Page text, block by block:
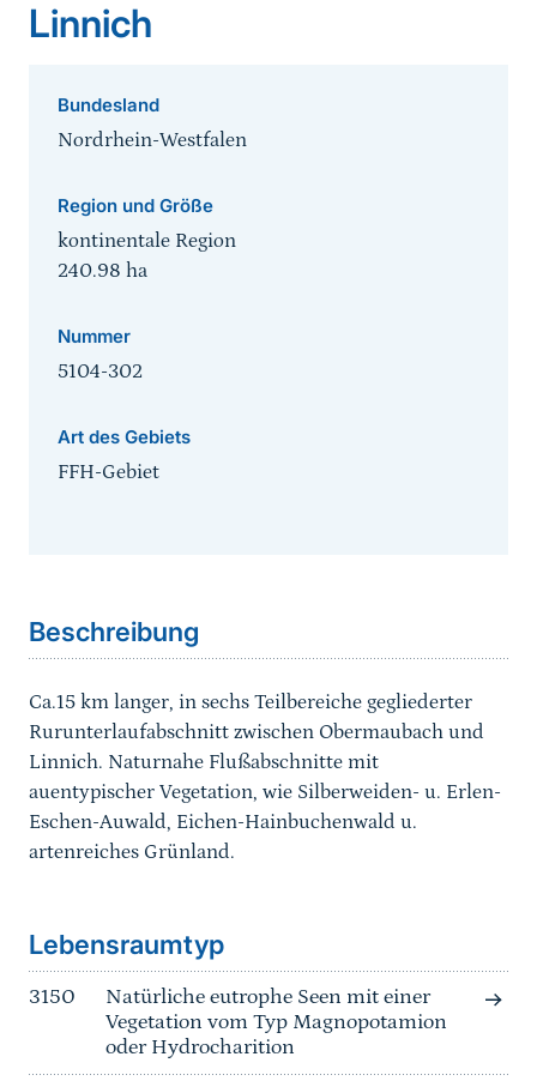
Linnich
Bundesland
Nordrhein-Westfalen
Region und Größe
kontinentale Region
240.98 ha
Nummer
5104-302
Art des Gebiets
FFH-Gebiet
Beschreibung
Ca.15 km langer, in sechs Teilbereiche gegliederter
Rurunterlaufabschnitt zwischen Obermaubach und
Linnich. Naturnahe Flußabschnitte mit
auentypischer Vegetation, wie Silberweiden- u. Erlen-
Eschen-Auwald, Eichen-Hainbuchenwald u.
artenreiches Grünland.
Lebensraumtyp
3150
Natürliche eutrophe Seen mit einer
Vegetation vom Typ Magnopotamion
oder Hydrocharition